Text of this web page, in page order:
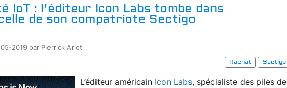
IoT : l’éditeur Icon Labs tombe dans
de son compatriote Sectigo
2019 par Pierrick Arlot
Rachat
Sectigo
L’éditeur américain Icon Labs, spécialiste des piles de